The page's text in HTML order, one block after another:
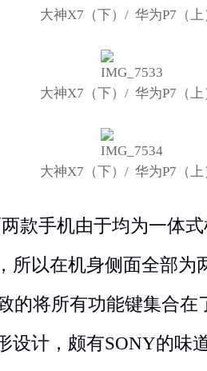
大神X7（下）/ 华为P7（上
大神X7（下）/ 华为P7（上
大神X7（下）/ 华为P7（上
款手机由于均为一体
所以在机身侧面全部为
的将所有功能键集合在
设计，颇有SONY的味